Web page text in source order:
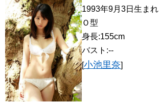
1993年9月3日生まれ
Ｏ型
身長:155cm
バスト:--
[小池里奈]